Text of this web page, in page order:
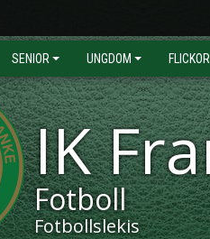
SENIOR UNGDOM FLICKOR
IK
Fotboll
Fotbollslekis